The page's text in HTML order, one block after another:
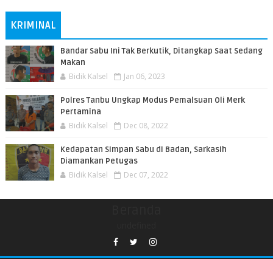
KRIMINAL
Bandar Sabu Ini Tak Berkutik, Ditangkap Saat Sedang
Makan
Bidik Kalsel Jan 06, 2023
Polres Tanbu Ungkap Modus Pemalsuan Oli Merk
Pertamina
Bidik Kalsel Dec 08, 2022
Kedapatan Simpan Sabu di Badan, Sarkasih
Diamankan Petugas
Bidik Kalsel Dec 07, 2022